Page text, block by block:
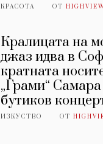
КРАСОТА ОТ
Кралицата на
джаз идва в
кратната
„Грами“
бутиков
ИЗКУСТВО ОТ